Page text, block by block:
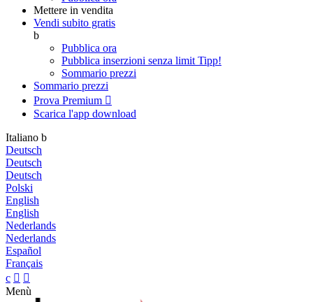
Mettere in vendita
Vendi subito gratis
b
Pubblica ora
Pubblica inserzioni senza limit Tipp!
Sommario prezzi
Sommario prezzi
Prova Premium 
Scarica l'app download
Italiano b
Deutsch
Deutsch
Deutsch
Polski
English
English
Nederlands
Nederlands
Español
Français
c  
Menù